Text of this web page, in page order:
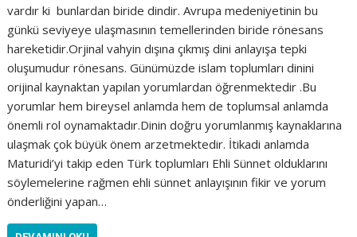
vardır ki bunlardan biride dindir. Avrupa medeniyetinin bu
günkü seviyeye ulaşmasının temellerinden biride rönesans
hareketidir.Orjinal vahyin dışına çıkmış dini anlayışa tepki
oluşumudur rönesans. Günümüzde islam toplumları dinini
orijinal kaynaktan yapılan yorumlardan öğrenmektedir .Bu
yorumlar hem bireysel anlamda hem de toplumsal anlamda
önemli rol oynamaktadır.Dinin doğru yorumlanmış kaynaklarına
ulaşmak çok büyük önem arzetmektedir. İtikadi anlamda
Maturidi’yi takip eden Türk toplumları Ehli Sünnet olduklarını
söylemelerine rağmen ehli sünnet anlayışının fikir ve yorum
önderliğini yapan…